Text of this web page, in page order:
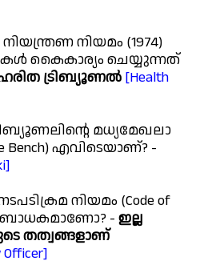
നിയമം (1974)
കൈകാര്യം ചെയ്യുന്നത്
ട്രിബ്യൂണൽ [Health
മധ്യമേഖലാ
Bench) എവിടെയാണ്? -
നിയമം (Code of
ബാധകമാണോ? - ഇല്ല
തത്വങ്ങളാണ്
Officer]